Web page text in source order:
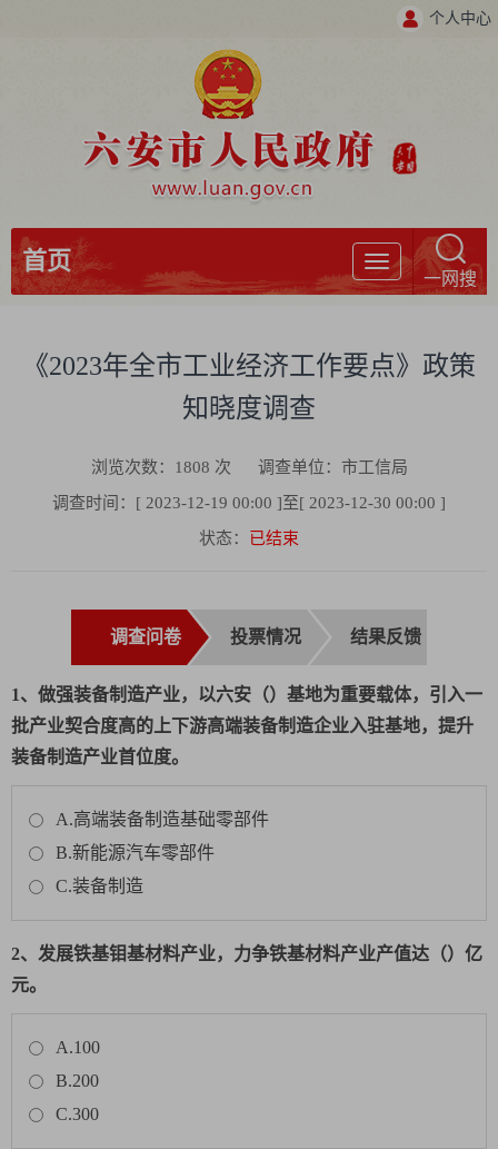
个人中心
导
航
首页
一网搜
《2023年全市工业经济工作要点》政策
知晓度调查
浏览次数： 1808 次
调查单位：市工信局
调查时间：[ 2023-12-19 00:00 ]至[ 2023-12-30 00:00 ]
状态：
已结束
调查问卷 投票情况 结果反馈
1、做强装备制造产业，以六安（）基地为重要载体，引入一
批产业契合度高的上下游高端装备制造企业入驻基地，提升
装备制造产业首位度。
A.高端装备制造基础零部件
B.新能源汽车零部件
C.装备制造
2、发展铁基钼基材料产业，力争铁基材料产业产值达（）亿
元。
A.100
B.200
C.300